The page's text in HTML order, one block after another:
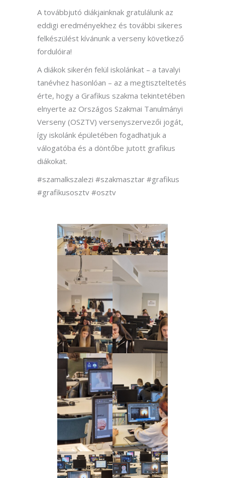
A továbbjutó diákjainknak gratulálunk az
eddigi eredményekhez és további sikeres
felkészülést kívánunk a verseny következő
fordulóira!
A diákok sikerén felül iskolánkat – a tavalyi
tanévhez hasonlóan – az a megtiszteltetés
érte, hogy a Grafikus szakma tekintetében
elnyerte az Országos Szakmai Tanulmányi
Verseny (OSZTV) versenyszervezői jogát,
így iskolánk épületében fogadhatjuk a
válogatóba és a döntőbe jutott grafikus
diákokat.
#szamalkszalezi #szakmasztar #grafikus
#grafikusosztv #osztv